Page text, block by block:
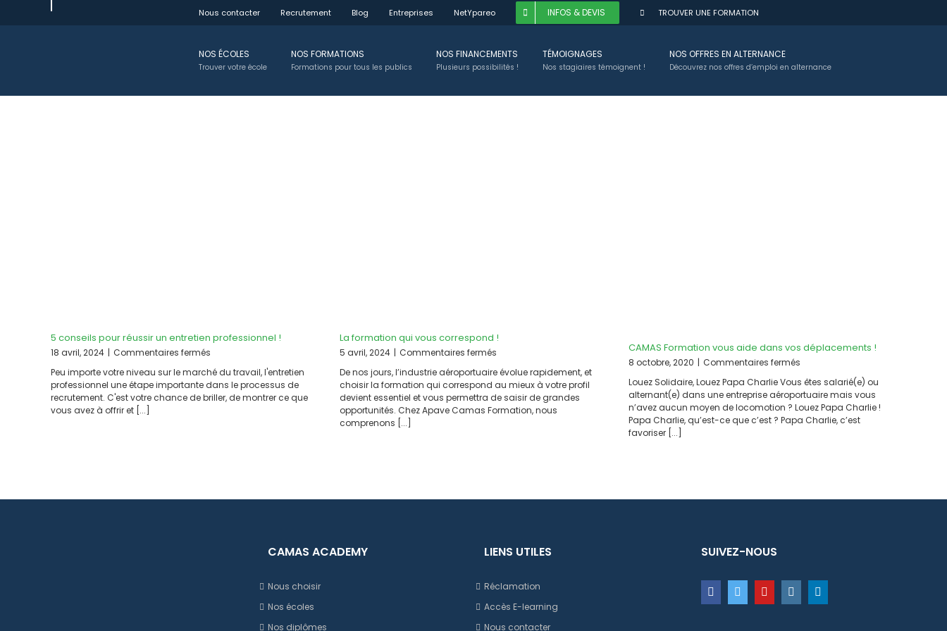
Nous contacter Recrutement Blog Entreprises NetYpareo INFOS & DEVIS TROUVER UNE FORMATION
NOS ÉCOLES
Trouver votre école
NOS FORMATIONS
Formations pour tous les publics
NOS FINANCEMENTS
Plusieurs possibilités !
TÉMOIGNAGES
Nos stagiaires témoignent !
NOS OFFRES EN ALTERNANCE
Découvrez nos offres d’emploi en alternance
5 conseils pour réussir un entretien professionnel !
18 avril, 2024 | Commentaires fermés
conseils
pour
réussir
Peu importe votre niveau sur le marché du travail, l'entretien
professionnel une étape importante dans le processus de
recrutement. C'est votre chance de briller, de montrer ce que
vous avez à offrir et [...]
La formation qui vous correspond !
5 avril, 2024 | Commentaires fermés
formation
qui
vous
correspond
De nos jours, l’industrie aéroportuaire évolue rapidement, et
choisir la formation qui correspond au mieux à votre profil
devient essentiel et vous permettra de saisir de grandes
opportunités. Chez Apave Camas Formation, nous
comprenons [...]
CAMAS Formation vous aide dans vos déplacements !
8 octobre, 2020 | Commentaires fermés
Formation
vous
aide
dans
Louez Solidaire, Louez Papa Charlie Vous êtes salarié(e) ou
alternant(e) dans une entreprise aéroportuaire mais vous
n’avez aucun moyen de locomotion ? Louez Papa Charlie !
Papa Charlie, qu’est-ce que c’est ? Papa Charlie, c’est
favoriser [...]
CAMAS ACADEMY
Nous choisir
Nos écoles
Nos diplômes
LIENS UTILES
Réclamation
Accès E-learning
Nous contacter
SUIVEZ-NOUS